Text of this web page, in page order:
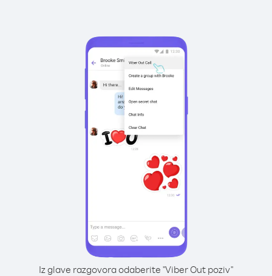
Iz glave razgovora odaberite "Viber Out poziv"